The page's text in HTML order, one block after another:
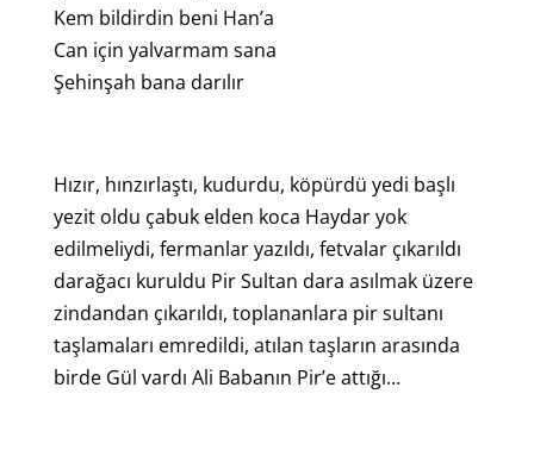
Kem bildirdin beni Han’a
Can için yalvarmam sana
Şehinşah bana darılır
Hızır, hınzırlaştı, kudurdu, köpürdü yedi başlı
yezit oldu çabuk elden koca Haydar yok
edilmeliydi, fermanlar yazıldı, fetvalar çıkarıldı
darağacı kuruldu Pir Sultan dara asılmak üzere
zindandan çıkarıldı, toplananlara pir sultanı
taşlamaları emredildi, atılan taşların arasında
birde Gül vardı Ali Babanın Pir’e attığı…